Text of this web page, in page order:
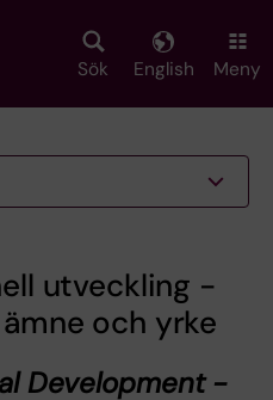
Sök English Meny
utveckling -
och yrke
Development -